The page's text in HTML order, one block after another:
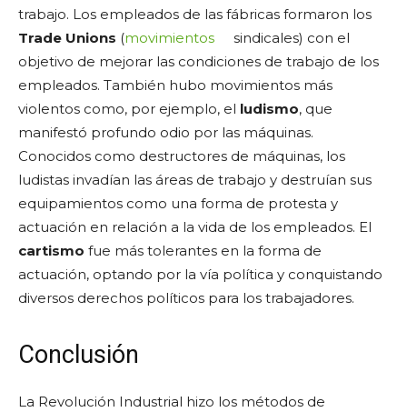
trabajo. Los empleados de las fábricas formaron los
Trade Unions (movimientos
sindicales) con el
objetivo de mejorar las condiciones de trabajo de los
empleados. También hubo movimientos más
violentos como, por ejemplo, el ludismo, que
manifestó profundo odio por las máquinas.
Conocidos como destructores de máquinas, los
ludistas invadían las áreas de trabajo y destruían sus
equipamientos como una forma de protesta y
actuación en relación a la vida de los empleados. El
cartismo fue más tolerantes en la forma de
actuación, optando por la vía política y conquistando
diversos derechos políticos para los trabajadores.
Conclusión
La Revolución Industrial hizo los métodos de